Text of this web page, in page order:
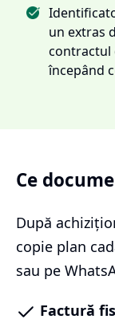
un extras
contractul
începând
Ce
După
copie plan
sau pe
Factură